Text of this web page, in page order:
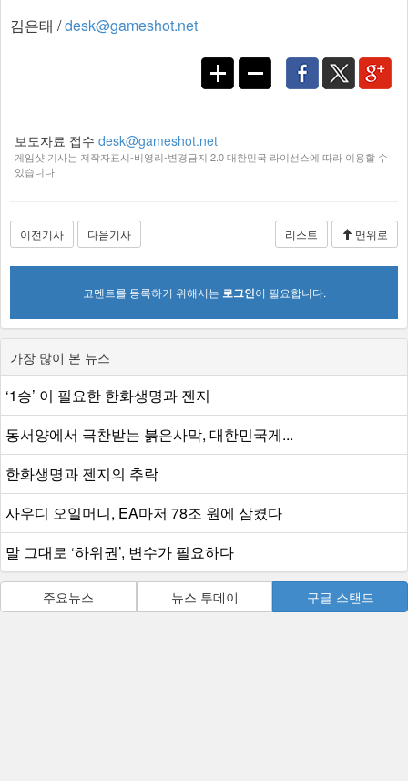
김은태 /desk@gameshot.net
보도자료 접수 desk@gameshot.net
게임샷 기사는 저작자표시-비영리-변경금지 2.0 대한민국 라이선스에 따라 이용할 수
있습니다.
이전기사 다음기사 리스트 맨위로
코멘트를 등록하기 위해서는 로그인이 필요합니다.
가장 많이 본 뉴스
‘1승’ 이 필요한 한화생명과 젠지
동서양에서 극찬받는 붉은사막, 대한민국게...
한화생명과 젠지의 추락
사우디 오일머니, EA마저 78조 원에 삼켰다
말 그대로 ‘하위권’, 변수가 필요하다
주요뉴스 뉴스 투데이 구글 스탠드